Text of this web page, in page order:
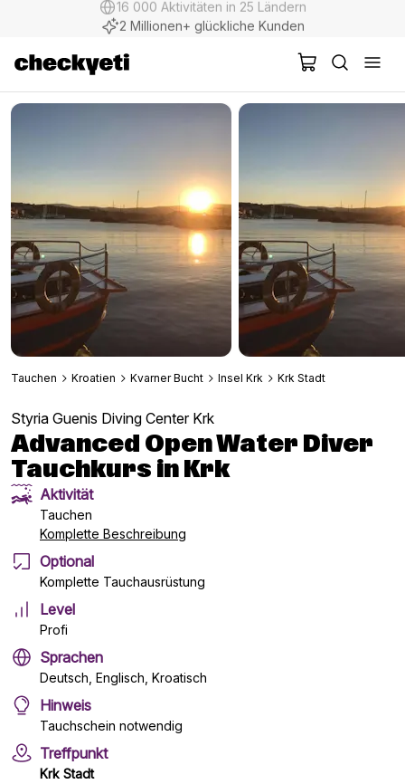
2 Millionen+ glückliche Kunden
Tauchen Kroatien Kvarner Bucht Insel Krk Krk Stadt
Styria Guenis Diving Center Krk
Advanced Open Water Diver
Tauchkurs in Krk
Aktivität
Tauchen
Komplette Beschreibung
Optional
Komplette Tauchausrüstung
Level
Profi
Sprachen
Deutsch, Englisch, Kroatisch
Hinweis
Tauchschein notwendig
Treffpunkt
Krk Stadt